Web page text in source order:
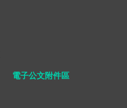
電子公文附件區